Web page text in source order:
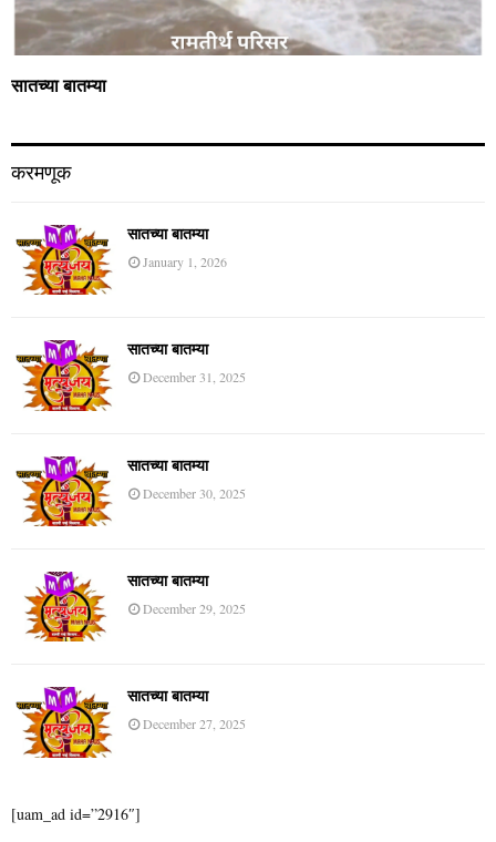
सातच्या बातम्या
करमणूक
सातच्या बातम्या
January 1, 2026
सातच्या बातम्या
December 31, 2025
सातच्या बातम्या
December 30, 2025
सातच्या बातम्या
December 29, 2025
सातच्या बातम्या
December 27, 2025
[uam_ad id=”2916″]